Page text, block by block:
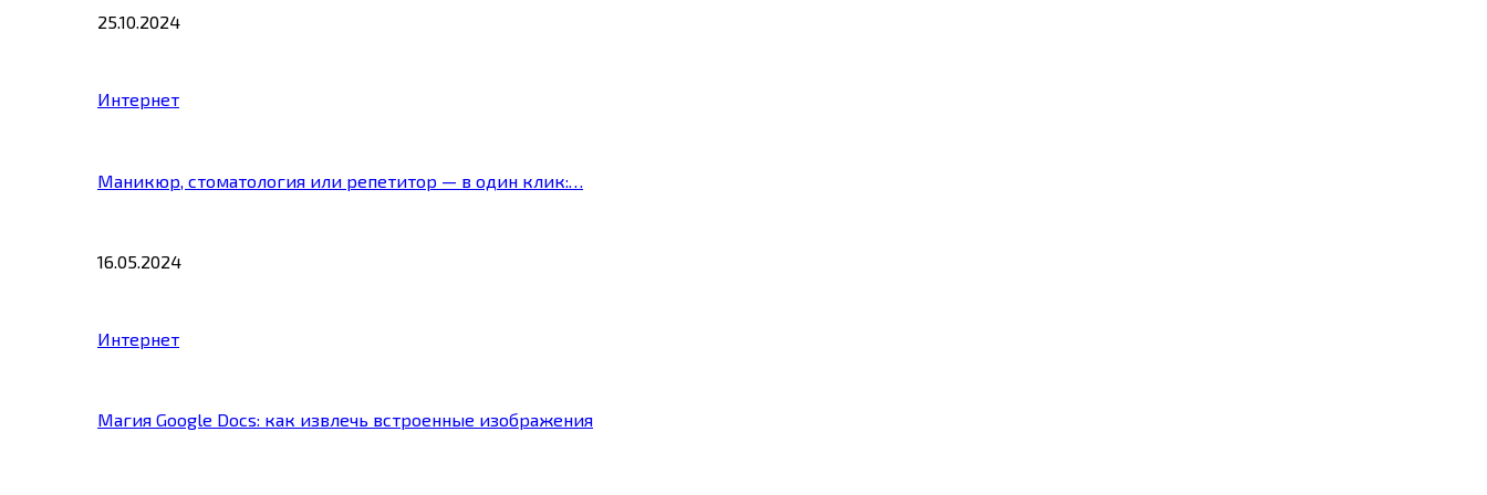
25.10.2024
Интернет
Маникюр, стоматология или репетитор — в один клик:…
16.05.2024
Интернет
Магия Google Docs: как извлечь встроенные изображения